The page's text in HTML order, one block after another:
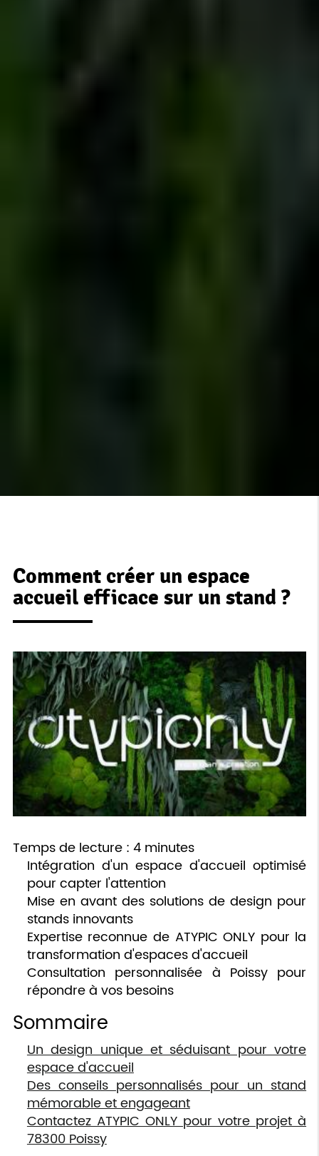
Comment créer un espace
accueil efficace sur un stand ?
Temps de lecture : 4 minutes
Intégration d'un espace d'accueil optimisé
pour capter l'attention
Mise en avant des solutions de design pour
stands innovants
Expertise reconnue de ATYPIC ONLY pour la
transformation d'espaces d'accueil
Consultation personnalisée à Poissy pour
répondre à vos besoins
Sommaire
Un design unique et séduisant pour votre
espace d'accueil
Des conseils personnalisés pour un stand
mémorable et engageant
Contactez ATYPIC ONLY pour votre projet à
78300 Poissy